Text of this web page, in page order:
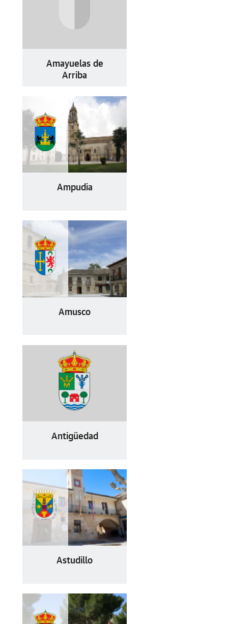
Amayuelas de
Arriba
Ampudia
Amusco
Antigüedad
Astudillo